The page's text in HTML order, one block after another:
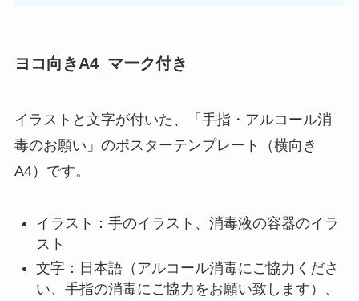
ヨコ向きA4_マーク付き
イラストと文字が付いた、「手指・アルコール消
毒のお願い」のポスターテンプレート（横向き
A4）です。
イラスト：手のイラスト、消毒液の容器のイラ
スト
文字：日本語（アルコール消毒にご協力くださ
い、手指の消毒にご協力をお願い致します）、